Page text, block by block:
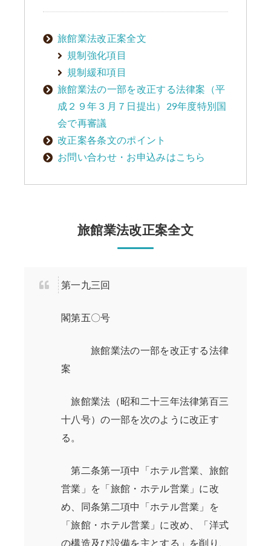
旅館業法改正案全文
規制強化項目
規制緩和項目
旅館業法の一部を改正する法律案（平
成２９年３月７日提出）29年度特別国
会で再審議
改正案各条文のポイント
お問い合わせ・お申込みはこちら
旅館業法改正案全文
第一九三回
閣第五〇号
旅館業法の一部を改正する法律
案
旅館業法（昭和二十三年法律第百三
十八号）の一部を次のように改正す
る。
第二条第一項中「ホテル営業、旅館
営業」を「旅館・ホテル営業」に改
め、同条第二項中「ホテル営業」を
「旅館・ホテル営業」に改め、「洋式
の構造及び設備を主とする」を削り、